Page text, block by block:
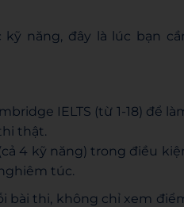
kỹ năng, đây là lúc bạn
IELTS (từ 1-18) để
thật.
4 kỹ năng) trong điều
túc.
bài thi, không chỉ xem